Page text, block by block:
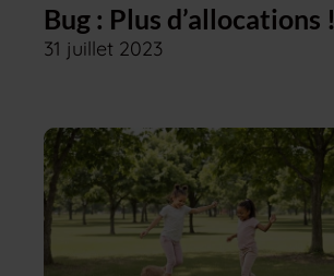
Bug : Plus d’allocations !
31 juillet 2023